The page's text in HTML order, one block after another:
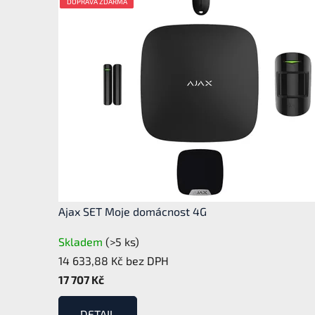
r
o
v
ý
Ajax SET Moje domácnost 4G
Skladem (>5 ks)
14 633,88 Kč bez DPH
17 707 Kč